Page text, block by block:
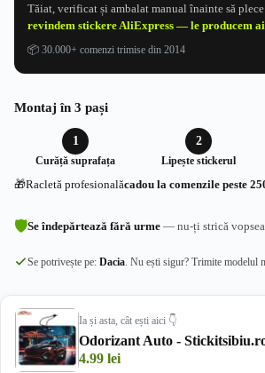
Tăiat, verificat și ambalat manual înainte să plece
revindem stickere AliExpress — le producem
📦 30.000+ comenzi trimise din 2014
Montaj în 3 pași
1
Curăță suprafața
2
Lipește stickerul
🎁Racletă profesionalăcadou la comenzile peste
🛡Se îndepărtează fără urme — nu-ți strică
Se potrivește pe: Dacia. Nu ești sigur? Trimite modelul
Ia și asta, cât ești aici 👇
Odorizant Auto -
4.99 lei